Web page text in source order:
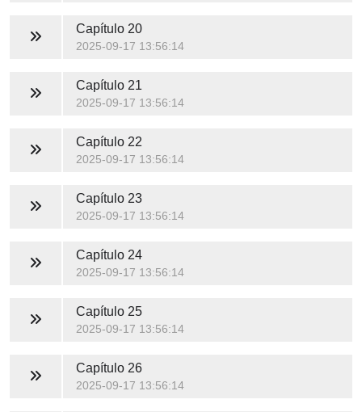
Capítulo 20
2025-09-17 13:56:14
Capítulo 21
2025-09-17 13:56:14
Capítulo 22
2025-09-17 13:56:14
Capítulo 23
2025-09-17 13:56:14
Capítulo 24
2025-09-17 13:56:14
Capítulo 25
2025-09-17 13:56:14
Capítulo 26
2025-09-17 13:56:14